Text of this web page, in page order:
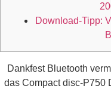
Download-Tipp:
Dankfest Bluetooth
das Compact disc-P750